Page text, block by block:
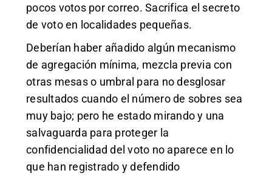
pocos votos por correo. Sacrifica el secreto
de voto en localidades pequeñas.
Deberían haber añadido algún mecanismo
de agregación mínima, mezcla previa con
otras mesas o umbral para no desglosar
resultados cuando el número de sobres sea
muy bajo; pero he estado mirando y una
salvaguarda para proteger la
confidencialidad del voto no aparece en lo
que han registrado y defendido